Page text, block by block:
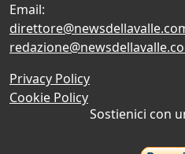
Email:
Privacy Policy
Cookie Policy
Sostienici con